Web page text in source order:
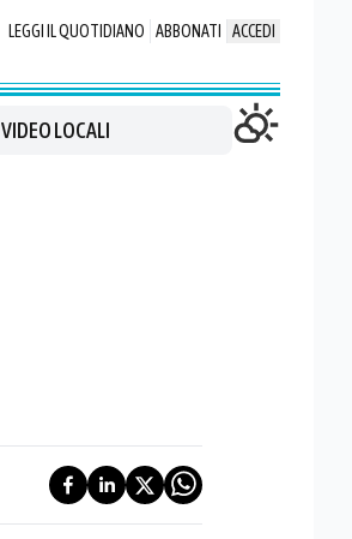
LEGGI IL QUOTIDIANO ABBONATI ACCEDI
VIDEO LOCALI